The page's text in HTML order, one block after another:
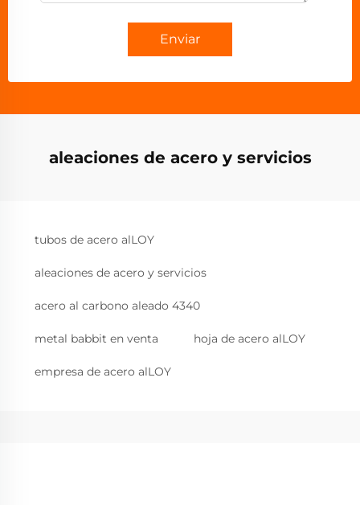
Enviar
aleaciones de acero y servicios
tubos de acero alLOY
aleaciones de acero y servicios
acero al carbono aleado 4340
metal babbit en venta hoja de acero alLOY
empresa de acero alLOY